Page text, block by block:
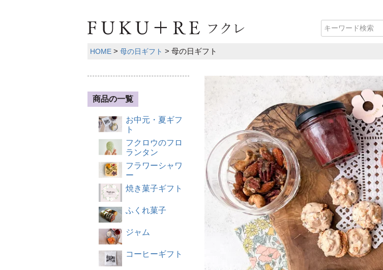
HOME 母の日ギフト 母の日ギフト
商品の一覧
お中元・夏ギフ
ト
フクロウのフロ
ランタン
フラワーシャワ
ー
焼き菓子ギフト
ふくれ菓子
ジャム
コーヒーギフト